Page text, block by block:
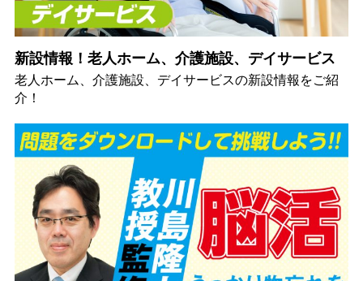
新設情報！老人ホーム、介護施設、デイサービス
老人ホーム、介護施設、デイサービスの新設情報をご紹
介！